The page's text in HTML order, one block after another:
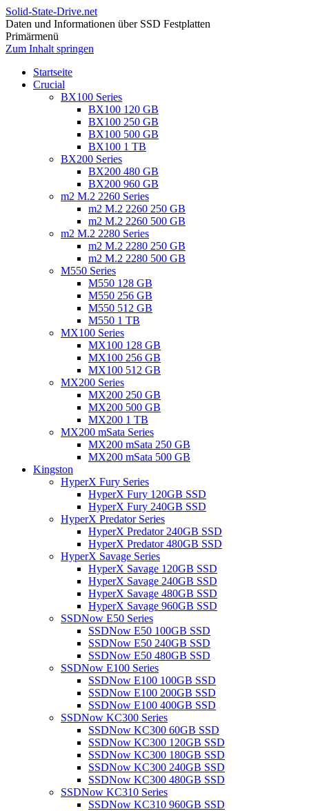
Solid-State-Drive.net
Daten und Informationen über SSD Festplatten
Primärmenü
Zum Inhalt springen
Startseite
Crucial
BX100 Series
BX100 120 GB
BX100 250 GB
BX100 500 GB
BX100 1 TB
BX200 Series
BX200 480 GB
BX200 960 GB
m2 M.2 2260 Series
m2 M.2 2260 250 GB
m2 M.2 2260 500 GB
m2 M.2 2280 Series
m2 M.2 2280 250 GB
m2 M.2 2280 500 GB
M550 Series
M550 128 GB
M550 256 GB
M550 512 GB
M550 1 TB
MX100 Series
MX100 128 GB
MX100 256 GB
MX100 512 GB
MX200 Series
MX200 250 GB
MX200 500 GB
MX200 1 TB
MX200 mSata Series
MX200 mSata 250 GB
MX200 mSata 500 GB
Kingston
HyperX Fury Series
HyperX Fury 120GB SSD
HyperX Fury 240GB SSD
HyperX Predator Series
HyperX Predator 240GB SSD
HyperX Predator 480GB SSD
HyperX Savage Series
HyperX Savage 120GB SSD
HyperX Savage 240GB SSD
HyperX Savage 480GB SSD
HyperX Savage 960GB SSD
SSDNow E50 Series
SSDNow E50 100GB SSD
SSDNow E50 240GB SSD
SSDNow E50 480GB SSD
SSDNow E100 Series
SSDNow E100 100GB SSD
SSDNow E100 200GB SSD
SSDNow E100 400GB SSD
SSDNow KC300 Series
SSDNow KC300 60GB SSD
SSDNow KC300 120GB SSD
SSDNow KC300 180GB SSD
SSDNow KC300 240GB SSD
SSDNow KC300 480GB SSD
SSDNow KC310 Series
SSDNow KC310 960GB SSD